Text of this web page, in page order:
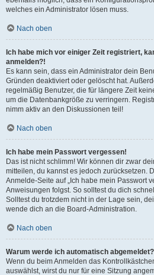
welches ein Administrator lösen muss.
Nach oben
Ich habe mich vor einiger Zeit registriert,
anmelden?!
Es kann sein, dass ein Administrator dein
Gründen deaktiviert oder gelöscht hat.
regelmäßig Benutzer, die für längere Zeit
um die Datenbankgröße zu verringern.
nimm aktiv an den Diskussionen teil!
Nach oben
Ich habe mein Passwort vergessen!
Das ist nicht schlimm! Wir können dir zwar
mitteilen, du kannst es jedoch zurücksetzen.
Anmelde-Seite auf „Ich habe mein Passwort
Anweisungen folgst. So solltest du dich
Solltest du trotzdem nicht in der Lage sein,
wende dich an die Board-Administration.
Nach oben
Warum werde ich automatisch abgemeldet?
Wenn du beim Anmelden das
auswählst, wirst du nur für eine Sitzung